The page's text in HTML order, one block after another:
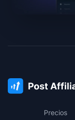
Precios